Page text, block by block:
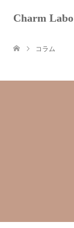
Charm Labo
コラム